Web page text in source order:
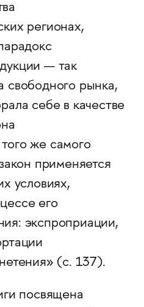
регионах,
— так
свободного рынка,
себе в качестве
же самого
применяется
условиях,
его
экспроприации,
(с. 137).
посвящена